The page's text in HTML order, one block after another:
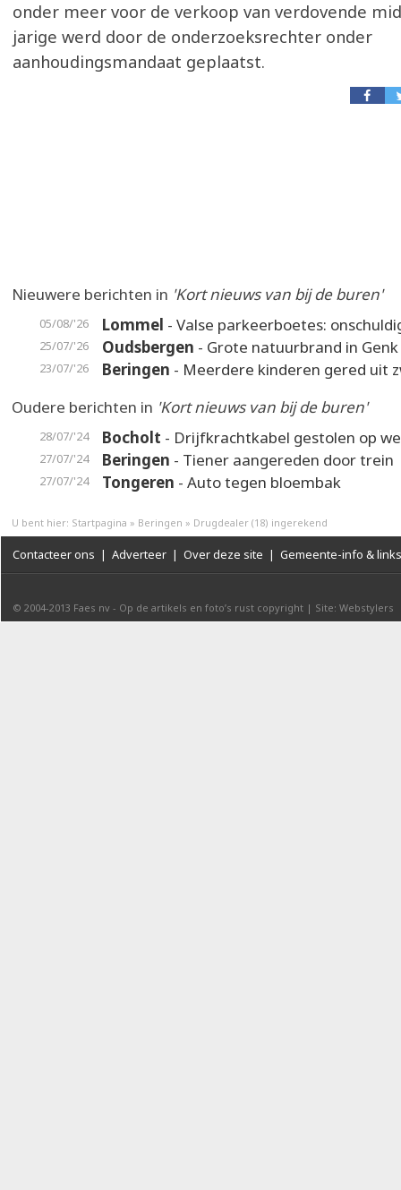
onder meer voor de verkoop van verdovende
jarige werd door de onderzoeksrechter onder
aanhoudingsmandaat geplaatst.
Nieuwere berichten in 'Kort nieuws van bij de buren'
05/08/'26 Lommel - Valse parkeerboetes:
25/07/'26 Oudsbergen - Grote natuurbrand in Genk
23/07/'26 Beringen - Meerdere kinderen gered uit
Oudere berichten in 'Kort nieuws van bij de buren'
28/07/'24 Bocholt - Drijfkrachtkabel gestolen op
27/07/'24 Beringen - Tiener aangereden door trein
27/07/'24 Tongeren - Auto tegen bloembak
U bent hier: Startpagina » Beringen » Drugdealer (18) ingerekend
Contacteer ons | Adverteer | Over deze site | Gemeente-info & links
© 2004-2013 Faes nv - Op de artikels en foto’s rust copyright | Site: Webstylers